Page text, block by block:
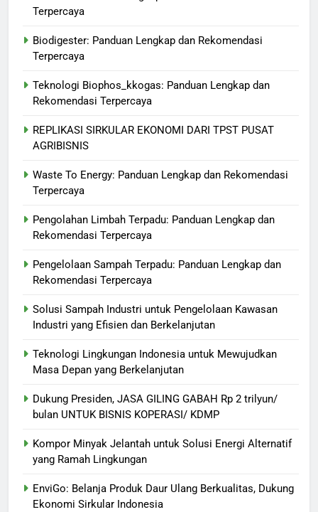
Terpercaya
Biodigester: Panduan Lengkap dan Rekomendasi
Terpercaya
Teknologi Biophos_kkogas: Panduan Lengkap dan
Rekomendasi Terpercaya
REPLIKASI SIRKULAR EKONOMI DARI TPST PUSAT
AGRIBISNIS
Waste To Energy: Panduan Lengkap dan Rekomendasi
Terpercaya
Pengolahan Limbah Terpadu: Panduan Lengkap dan
Rekomendasi Terpercaya
Pengelolaan Sampah Terpadu: Panduan Lengkap dan
Rekomendasi Terpercaya
Solusi Sampah Industri untuk Pengelolaan Kawasan
Industri yang Efisien dan Berkelanjutan
Teknologi Lingkungan Indonesia untuk Mewujudkan
Masa Depan yang Berkelanjutan
Dukung Presiden, JASA GILING GABAH Rp 2 trilyun/
bulan UNTUK BISNIS KOPERASI/ KDMP
Kompor Minyak Jelantah untuk Solusi Energi Alternatif
yang Ramah Lingkungan
EnviGo: Belanja Produk Daur Ulang Berkualitas, Dukung
Ekonomi Sirkular Indonesia